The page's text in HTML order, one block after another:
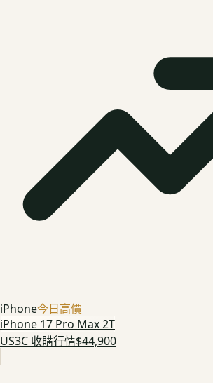
iPhone今日高價
iPhone 17 Pro Max 2T
US3C 收購行情$44,900